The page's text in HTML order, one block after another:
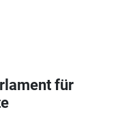
für